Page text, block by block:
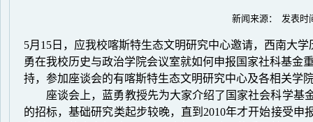
新闻来源： 发表时
5月 15 日，应我校喀斯特生态文明研究中心邀请，西南大
勇在我校历史与政治学院会议室就如何申报国家社科基金
持，参加座谈会的有喀斯特生态文明研究中心及各相关学
座谈会上，蓝勇教授先为大家介绍了国家社会科学基
的招标，基础研究类起步较晚，直到 2010年才开始接受申